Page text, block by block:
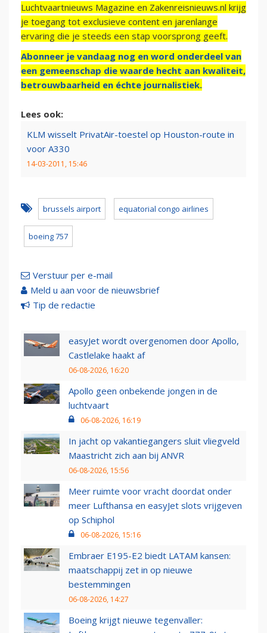
Luchtvaartnieuws Magazine en Zakenreisnieuws.nl krijg
je toegang tot exclusieve content en jarenlange
ervaring die je steeds een stap voorsprong geeft.
Abonneer je vandaag nog en word onderdeel van
een gemeenschap die waarde hecht aan kwaliteit,
betrouwbaarheid en échte journalistiek.
Lees ook:
KLM wisselt PrivatAir-toestel op Houston-route in
voor A330
14-03-2011, 15:46
brussels airport equatorial congo airlines
boeing 757
Verstuur per e-mail
Meld u aan voor de nieuwsbrief
Tip de redactie
easyJet wordt overgenomen door Apollo,
Castlelake haakt af
06-08-2026, 16:20
Apollo geen onbekende jongen in de
luchtvaart
06-08-2026, 16:19
In jacht op vakantiegangers sluit vliegveld
Maastricht zich aan bij ANVR
06-08-2026, 15:56
Meer ruimte voor vracht doordat onder
meer Lufthansa en easyJet slots vrijgeven
op Schiphol
06-08-2026, 15:16
Embraer E195-E2 biedt LATAM kansen:
maatschappij zet in op nieuwe
bestemmingen
06-08-2026, 14:27
Boeing krijgt nieuwe tegenvaller: